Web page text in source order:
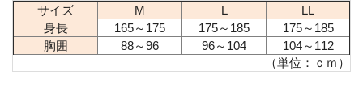
サイズ M L
LL
身長
165～175 175～185
175～185
胸囲
88～96 96～104
104～112
（単位：ｃｍ）